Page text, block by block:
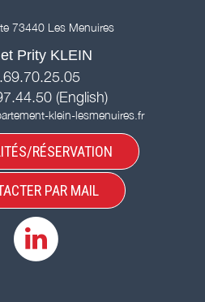
73440 Les Menuires
Prity KLEIN
(English)
klein-lesmenuires.fr
RÉSERVATION
PAR MAIL